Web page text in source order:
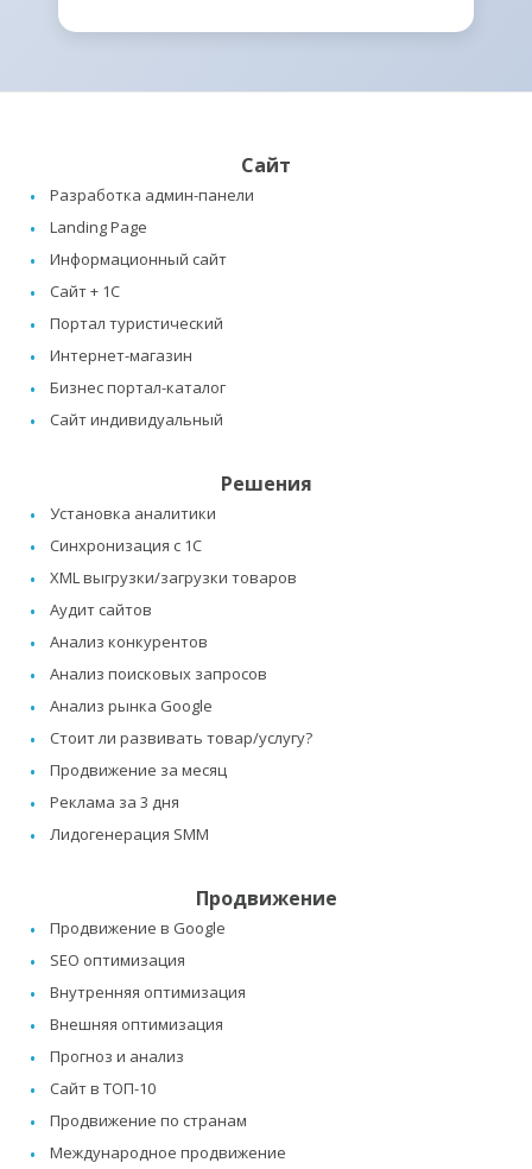
Сайт
Разработка админ-панели
Landing Page
Информационный сайт
Сайт + 1C
Портал туристический
Интернет-магазин
Бизнес портал-каталог
Сайт индивидуальный
Решения
Установка аналитики
Синхронизация с 1C
XML выгрузки/загрузки товаров
Аудит сайтов
Анализ конкурентов
Анализ поисковых запросов
Анализ рынка Google
Стоит ли развивать товар/услугу?
Продвижение за месяц
Реклама за 3 дня
Лидогенерация SMM
Продвижение
Продвижение в Google
SEO оптимизация
Внутренняя оптимизация
Внешняя оптимизация
Прогноз и анализ
Сайт в ТОП-10
Продвижение по странам
Международное продвижение